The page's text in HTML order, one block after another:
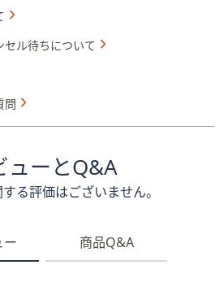
セル待ちについて
問
ューとQ&A
る評価はございません。
ー 商品Q&A